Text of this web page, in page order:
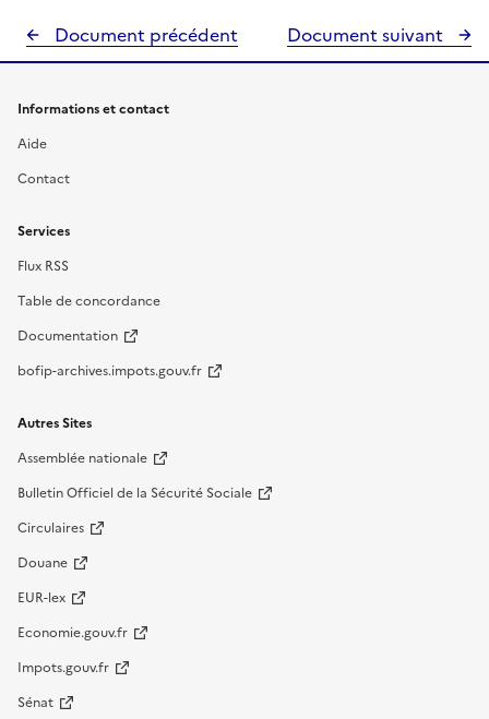
Document précédent Document suivant
Informations et contact
Aide
Contact
Services
Flux RSS
Table de concordance
Documentation
bofip-archives.impots.gouv.fr
Autres Sites
Assemblée nationale
Bulletin Officiel de la Sécurité Sociale
Circulaires
Douane
EUR-lex
Economie.gouv.fr
Impots.gouv.fr
Sénat